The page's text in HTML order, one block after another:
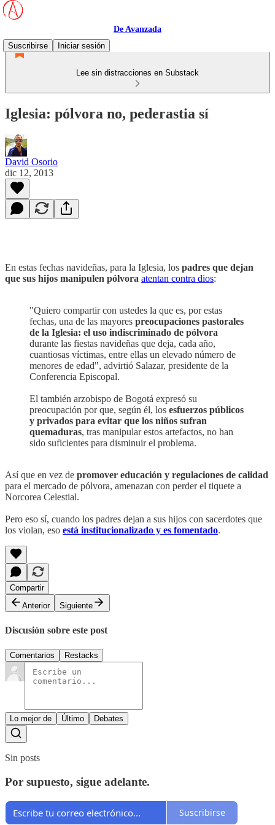
De Avanzada
Suscribirse
Iniciar sesión
Lee sin distracciones en Substack
Iglesia: pólvora no, pederastia sí
David Osorio
dic 12, 2013
En estas fechas navideñas, para la Iglesia, los padres que dejan
que sus hijos manipulen pólvora atentan contra dios:
"Quiero compartir con ustedes la que es, por estas
fechas, una de las mayores preocupaciones pastorales
de la Iglesia: el uso indiscriminado de pólvora
durante las fiestas navideñas que deja, cada año,
cuantiosas víctimas, entre ellas un elevado número de
menores de edad", advirtió Salazar, presidente de la
Conferencia Episcopal.
El también arzobispo de Bogotá expresó su
preocupación por que, según él, los esfuerzos públicos
y privados para evitar que los niños sufran
quemaduras, tras manipular estos artefactos, no han
sido suficientes para disminuir el problema.
Así que en vez de promover educación y regulaciones de calidad
para el mercado de pólvora, amenazan con perder el tiquete a
Norcorea Celestial.
Pero eso sí, cuando los padres dejan a sus hijos con sacerdotes que
los violan, eso está institucionalizado y es fomentado.
Compartir
Anterior
Siguiente
Discusión sobre este post
Comentarios Restacks
Lo mejor de Último Debates
Sin posts
Por supuesto, sigue adelante.
Suscribirse